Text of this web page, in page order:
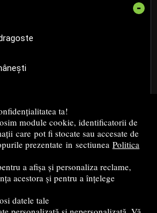
ta!
module cookie, identificatorii de
care pot fi stocate sau accesate de
prezentate in sectiunea Politica
a afișa și personaliza reclame,
acestora și pentru a înțelege
datele tale
-